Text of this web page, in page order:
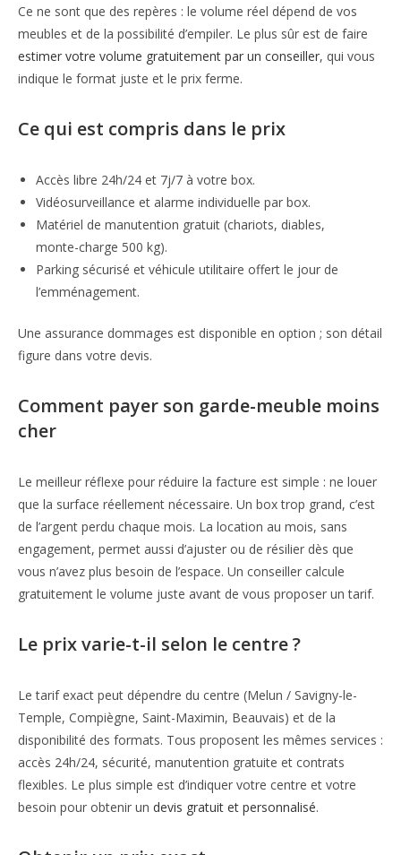
Ce ne sont que des repères : le volume réel dépend de vos
meubles et de la possibilité d’empiler. Le plus sûr est de faire
estimer votre volume gratuitement par un conseiller, qui vous
indique le format juste et le prix ferme.
Ce qui est compris dans le prix
Accès libre 24h/24 et 7j/7 à votre box.
Vidéosurveillance et alarme individuelle par box.
Matériel de manutention gratuit (chariots, diables,
monte-charge 500 kg).
Parking sécurisé et véhicule utilitaire offert le jour de
l’emménagement.
Une assurance dommages est disponible en option ; son détail
figure dans votre devis.
Comment payer son garde-meuble moins
cher
Le meilleur réflexe pour réduire la facture est simple : ne louer
que la surface réellement nécessaire. Un box trop grand, c’est
de l’argent perdu chaque mois. La location au mois, sans
engagement, permet aussi d’ajuster ou de résilier dès que
vous n’avez plus besoin de l’espace. Un conseiller calcule
gratuitement le volume juste avant de vous proposer un tarif.
Le prix varie-t-il selon le centre ?
Le tarif exact peut dépendre du centre (Melun / Savigny-le-
Temple, Compiègne, Saint-Maximin, Beauvais) et de la
disponibilité des formats. Tous proposent les mêmes services :
accès 24h/24, sécurité, manutention gratuite et contrats
flexibles. Le plus simple est d’indiquer votre centre et votre
besoin pour obtenir un devis gratuit et personnalisé.